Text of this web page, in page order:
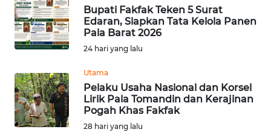
Bupati Fakfak Teken 5 Surat
Edaran, Siapkan Tata Kelola Panen
Pala Barat 2026
24 hari yang lalu
Utama
Pelaku Usaha Nasional dan Korsel
Lirik Pala Tomandin dan Kerajinan
Pogah Khas Fakfak
28 hari yang lalu
BERITA
KONTAK
KAMI
INFO
IKLAN
TENTANG